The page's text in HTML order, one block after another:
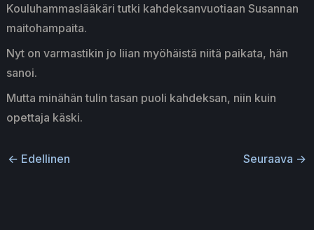
Kouluhammaslääkäri tutki kahdeksanvuotiaan Susannan
maitohampaita.
Nyt on varmastikin jo liian myöhäistä niitä paikata, hän
sanoi.
Mutta minähän tulin tasan puoli kahdeksan, niin kuin
opettaja käski.
← Edellinen Seuraava →